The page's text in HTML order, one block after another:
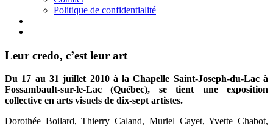
Politique de confidentialité
Leur credo, c’est leur art
Du 17 au 31 juillet 2010 à la Chapelle Saint-Joseph-du-Lac à
Fossambault-sur-le-Lac (Québec), se tient une exposition
collective en arts visuels de dix-sept artistes.
Dorothée Boilard, Thierry Caland, Muriel Cayet, Yvette Chabot,